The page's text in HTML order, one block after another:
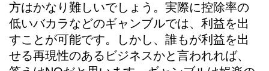
方はかなり難しいでしょう。実際に控除率の
低いバカラなどのギャンブルでは、利益を出
すことが可能です。しかし、誰もが利益を出
せる再現性のあるビジネスかと言われれば、